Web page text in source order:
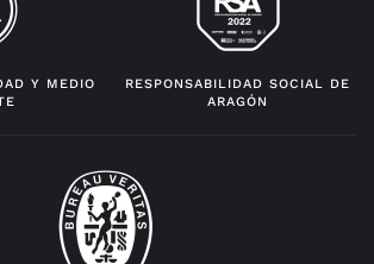
Y MEDIO
RESPONSABILIDAD SOCIAL DE
ARAGÓN